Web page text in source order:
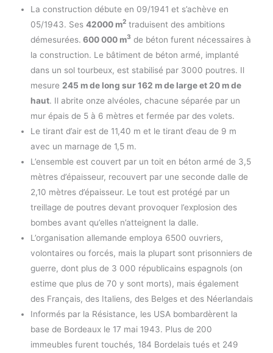
La construction débute en 09/1941 et s’achève en
05/1943. Ses 42000 m2 traduisent des ambitions
démesurées. 600 000 m3 de béton furent nécessaires à
la construction. Le bâtiment de béton armé, implanté
dans un sol tourbeux, est stabilisé par 3000 poutres. Il
mesure 245 mde long sur 162 m de large et 20 m de
haut. Il abrite onze alvéoles, chacune séparée par un
mur épais de 5 à 6 mètres et fermée par des volets.
Le tirant d’air est de 11,40 m et le tirant d’eau de 9 m
avec un marnage de 1,5 m.
L’ensemble est couvert par un toit en béton armé de 3,5
mètres d’épaisseur, recouvert par une seconde dalle de
2,10 mètres d’épaisseur. Le tout est protégé par un
treillage de poutres devant provoquer l’explosion des
bombes avant qu’elles n’atteignent la dalle.
L’organisation allemande employa 6500 ouvriers,
volontaires ou forcés, mais la plupart sont prisonniers de
guerre, dont plus de 3 000 républicains espagnols (on
estime que plus de 70 y sont morts), mais également
des Français, des Italiens, des Belges et des Néerlandais
Informés par la Résistance, les USA bombardèrent la
base de Bordeaux le 17 mai 1943. Plus de 200
immeubles furent touchés, 184 Bordelais tués et 249